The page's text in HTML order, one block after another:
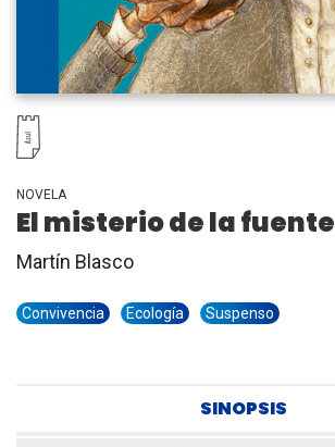
NOVELA
El misterio de la fuente
Martín Blasco
Convivencia Ecología Suspenso
SINOPSIS